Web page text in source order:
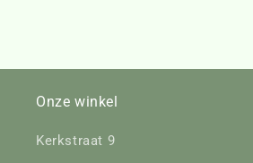
Onze winkel
Kerkstraat 9